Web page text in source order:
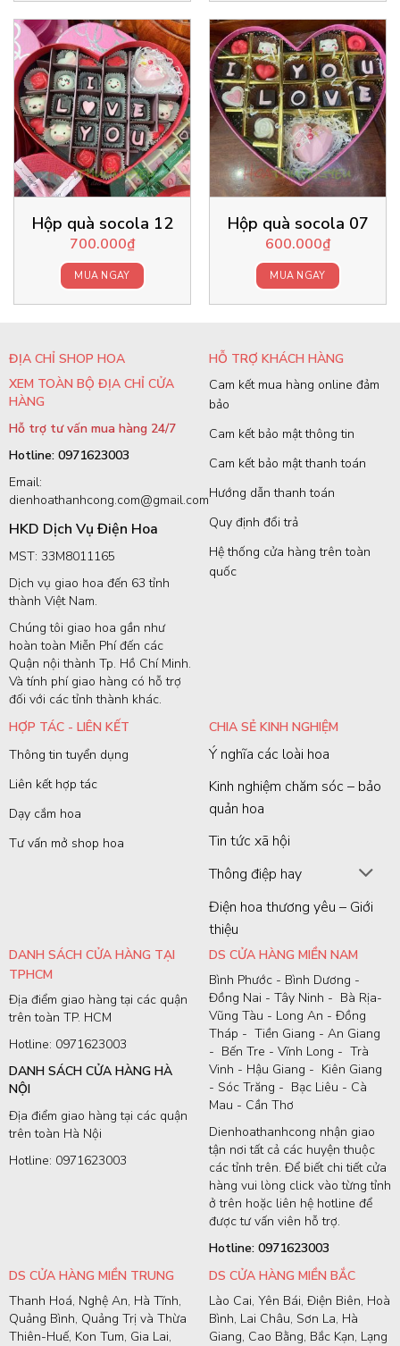
Hộp quà socola 12
700.000₫
MUA NGAY
Hộp quà socola 07
600.000₫
MUA NGAY
ĐỊA CHỈ SHOP HOA
XEM TOÀN BỘ ĐỊA CHỈ CỬA
HÀNG
Hỗ trợ tư vấn mua hàng 24/7
Hotline: 0971623003
Email:
dienhoathanhcong.com@gmail.com
HKD Dịch Vụ Điện Hoa
MST: 33M8011165
Dịch vụ giao hoa đến 63 tỉnh
thành Việt Nam.
Chúng tôi giao hoa gần như
hoàn toàn Miễn Phí đến các
Quận nội thành Tp. Hồ Chí Minh.
Và tính phí giao hàng có hỗ trợ
đối với các tỉnh thành khác.
HỖ TRỢ KHÁCH HÀNG
Cam kết mua hàng online đảm
bảo
Cam kết bảo mật thông tin
Cam kết bảo mật thanh toán
Hướng dẫn thanh toán
Quy định đổi trả
Hệ thống cửa hàng trên toàn
quốc
HỢP TÁC - LIÊN KẾT
Thông tin tuyển dụng
Liên kết hợp tác
Dạy cắm hoa
Tư vấn mở shop hoa
CHIA SẺ KINH NGHIỆM
Ý nghĩa các loài hoa
Kinh nghiệm chăm sóc – bảo
quản hoa
Tin tức xã hội
Thông điệp hay
Điện hoa thương yêu – Giới
thiệu
DANH SÁCH CỬA HÀNG TẠI
TPHCM
Địa điểm giao hàng tại các quận
trên toàn TP. HCM
Hotline: 0971623003
DANH SÁCH CỬA HÀNG HÀ
NỘI
Địa điểm giao hàng tại các quận
trên toàn Hà Nội
Hotline: 0971623003
DS CỬA HÀNG MIỀN NAM
Bình Phước - Bình Dương -
Đồng Nai - Tây Ninh - Bà Rịa-
Vũng Tàu - Long An - Đồng
Tháp - Tiền Giang - An Giang
- Bến Tre - Vĩnh Long - Trà
Vinh - Hậu Giang - Kiên Giang
- Sóc Trăng - Bạc Liêu - Cà
Mau - Cần Thơ
Dienhoathanhcong nhận giao
tận nơi tất cả các huyện thuộc
các tỉnh trên. Để biết chi tiết cửa
hàng vui lòng click vào từng tỉnh
ở trên hoặc liên hệ hotline để
được tư vấn viên hỗ trợ.
Hotline: 0971623003
DS CỬA HÀNG MIỀN TRUNG
Thanh Hoá, Nghệ An, Hà Tĩnh,
Quảng Bình, Quảng Trị và Thừa
Thiên-Huế, Kon Tum, Gia Lai,
DS CỬA HÀNG MIỀN BẮC
Lào Cai, Yên Bái, Điện Biên, Hoà
Bình, Lai Châu, Sơn La, Hà
Giang, Cao Bằng, Bắc Kạn, Lạng